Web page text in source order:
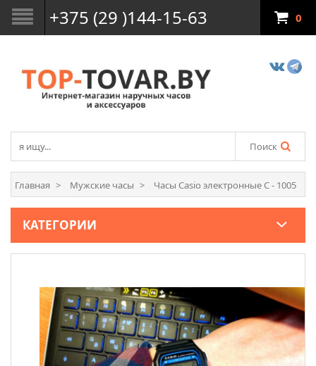
+375 (29 )144-15-63 0
Поиск
Главная Мужские часы Часы Casio электронные C - 1005
КАТЕГОРИИ